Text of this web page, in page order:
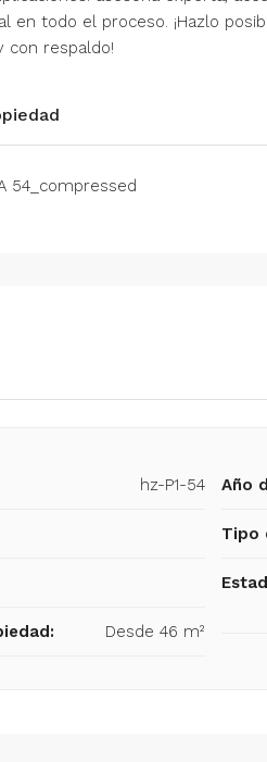
en todo el proceso. ¡Hazlo
con respaldo!
54_compressed
hz-P1-54
Desde 46 m²
Año
Tipo